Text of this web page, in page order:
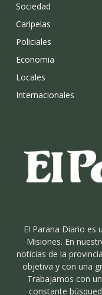
Sociedad
Caripelas
Policiales
Economia
Locales
Internacionales
El Parana Diario es
Misiones. En
noticias de la
objetiva y con una
Trabajamos con
constante